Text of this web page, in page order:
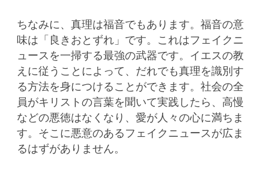
ちなみに、真理は福音でもあります。福音の意
味は「良きおとずれ」です。これはフェイクニ
ュースを一掃する最強の武器です。イエスの教
えに従うことによって、だれでも真理を識別す
る方法を身につけることができます。社会の全
員がキリストの言葉を聞いて実践したら、高慢
などの悪徳はなくなり、愛が人々の心に満ちま
す。そこに悪意のあるフェイクニュースが広ま
るはずがありません。